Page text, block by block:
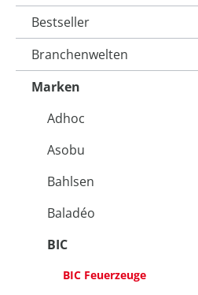
Bestseller
Branchenwelten
Marken
Adhoc
Asobu
Bahlsen
Baladéo
BIC
BIC Feuerzeuge